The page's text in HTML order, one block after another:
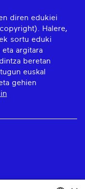
diren edukiei
Halere,
sortu eduki
argitara
beretan
euskal
gehien